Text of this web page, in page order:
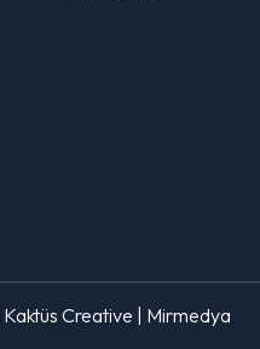
Kaktüs Creative Mirmedya